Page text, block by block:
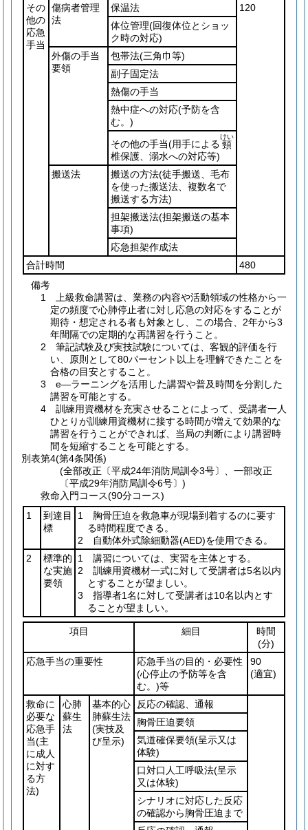
その
他の
応急
手当
傷病者管理
法
保温法
120
体位管理(回復体位とショッ
ク時の対応)
外傷の手当
要領
包帯法(三角巾等)
副子固定法
熱傷の手当
熱中症への対応(予防を含
む。)
その他の手当(用手による 頸
けい
椎保護、溺水への対応等)
搬送法
搬送の方法(徒手搬送、毛布
を使った搬送法、複数名で
搬送する方法)
担架搬送法(担架搬送の基本
事項)
応急担架作成法
合計時間
480
備考
1 上級救命講習は、業務の内容や活動領域の性格から一
定の頻度で心肺停止者に対し応急の対応をすることが
期待・想定される者も対象とし、この場合、2年から3
年間隔での定期的な再講習を行うこと。
2 筆記試験及び実技試験については、客観的評価を行
い、原則として80パーセント以上を理解できたことを
合格の目安とすること。
3 e―ラーニングを活用した講習や普及時間を分割した
講習を可能とする。
4 訓練用資機材を充実させることによって、受講者一人
ひとりが訓練用資機材に接する時間が増えて効果的な
講習を行うことができれば、当局の判断により講習時
間を短縮することを可能とする。
別表第4(第4条関係)
(全部改正〔平成24年消防局訓令3号〕、一部改正
〔平成29年消防局訓令6号〕)
救命入門コース(90分コース)
1
到達目
標
1 胸骨圧迫を救急車が現場到着するのに要す
る時間程度できる。
2 自動体外式除細動器(AED)を使用できる。
2
標準的
な実施
要領
1 講習については、実習を主体とする。
2 訓練用資機材一式に対して受講者は5名以内
とすることが望ましい。
3 指導者1名に対して受講者は10名以内とす
ることが望ましい。
項目 細目
時間
(分)
応急手当の重要性
応急手当の目的・必要性
(心停止の予防等を含
む。)等
90
(適宜)
救命に
必要な
応急手
当(主
に成人
に対す
る方
法)
心肺
蘇生
法
基本的心
肺蘇生法
(実技及
び呈示)
反応の確認、通報
胸骨圧迫要領
気道確保要領(呈示又は
体験)
口対口人工呼吸法(呈示
又は体験)
シナリオに対応した反応
の確認から胸骨圧迫まで